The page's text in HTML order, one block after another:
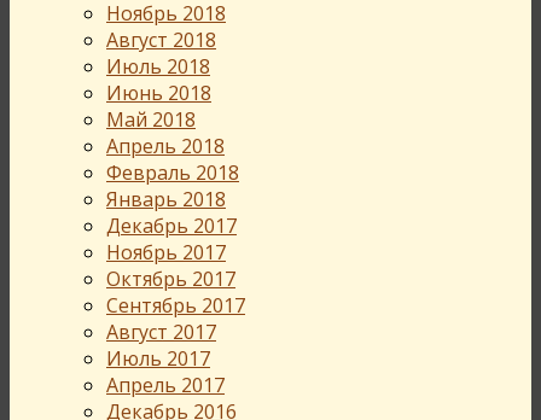
Ноябрь 2018
Август 2018
Июль 2018
Июнь 2018
Май 2018
Апрель 2018
Февраль 2018
Январь 2018
Декабрь 2017
Ноябрь 2017
Октябрь 2017
Сентябрь 2017
Август 2017
Июль 2017
Апрель 2017
Декабрь 2016